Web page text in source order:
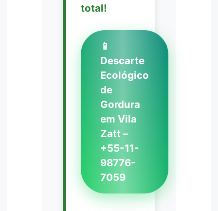
total!
📱
Descarte
Ecológico
de
Gordura
em Vila
Zatt –
+55-11-
98776-
7059